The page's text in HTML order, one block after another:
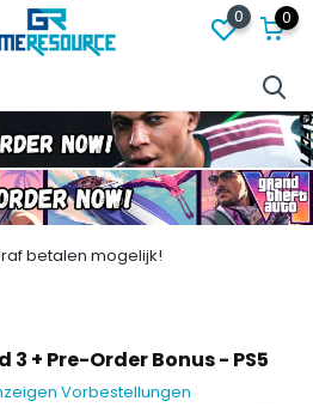
0 0
betalen mogelijk!
+ Pre-Order Bonus - PS5
Vorbestellungen